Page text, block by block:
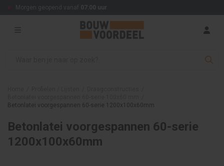
Morgen geopend vanaf 07:00 uur
Betonlatei voorgespannen 60-serie 1200x100x60mm
Betonlatei voorgespannen 60-serie
1200x100x60mm